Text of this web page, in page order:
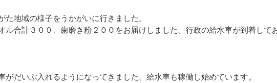
地域の様子をうかがいに行きました。
合計３００、歯磨き粉２００をお届けしました。 行政の給水車が到着して
だいぶ入れるようになってきました。 給水車も稼働し始めています。